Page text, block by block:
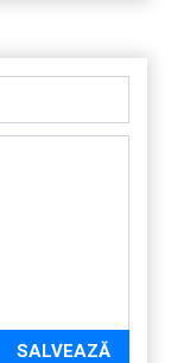
SALVEAZĂ